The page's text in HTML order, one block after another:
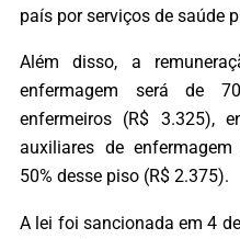
país por serviços de saúde
Além disso, a
enfermagem será de
enfermeiros (R$ 3.325),
auxiliares de
50% desse piso (R$ 2.375).
A lei foi sancionada em 4